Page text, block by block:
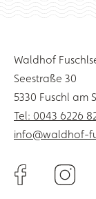
Waldhof
Seestraße 30
5330 Fuschl am
Tel: 0043 6226
info@waldhof-